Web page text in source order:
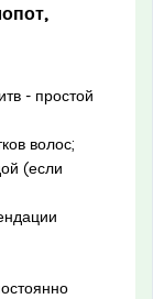
- простой
волос;
(если